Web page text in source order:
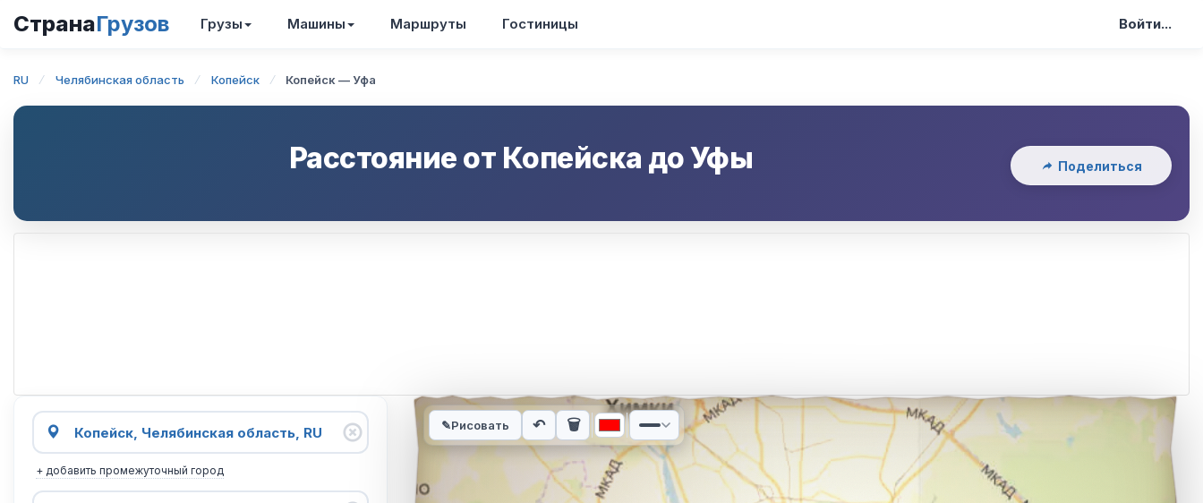
СтранаГрузов Грузы Машины Маршруты Гостиницы Войти...
RU Челябинская область Копейск Копейск — Уфа
Расстояние от Копейска доУфы Поделиться
+ добавить промежуточный город
Интерактивная карта автомобильного маршрута из города Копейск в город Уфа.
✎Рисовать ↶ 🗑